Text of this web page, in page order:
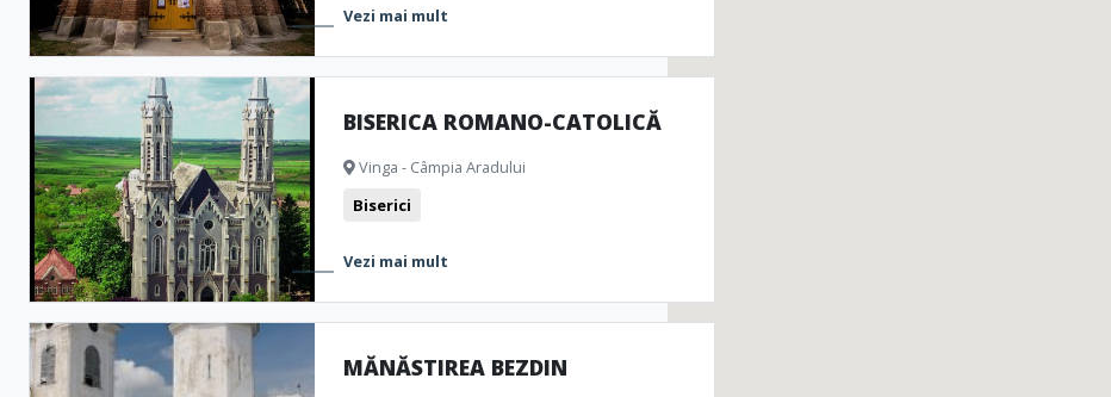
Vezi mai mult
BISERICA ROMANO-CATOLICĂ
Vinga - Câmpia Aradului
Biserici
Vezi mai mult
MĂNĂSTIREA BEZDIN